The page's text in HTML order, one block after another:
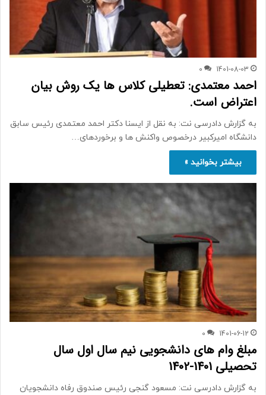
1401-08-03
0
احمد معتمدی: تعطیلی کلاس ها یک روش بیان
اعتراض است.
به گزارش دادرسی نت: به نقل از ایسنا دکتر احمد معتمدی رئیس سابق
دانشگاه امیرکبیر درخصوص واکنش ها و برخوردهای…
بیشتر بخوانید »
1401-06-12
0
مبلغ وام های دانشجویی نیم سال اول سال
تحصیلی 1401-1402
به گزارش دادرسی نت: مسعود گنجی رئیس صندوق رفاه دانشجویان